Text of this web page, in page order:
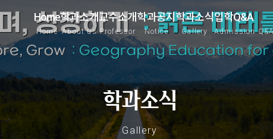
Home
Home
학과소개
About us
교수소개
Professor
학과공지
Notice
학과소식
Gallery
입학Q&A
Admission
학과소식
Gallery